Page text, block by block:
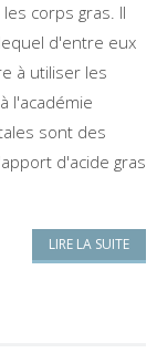
corps gras. Il
d'entre eux
à utiliser les
l'académie
sont des
d'acide gras
LIRE LA SUITE